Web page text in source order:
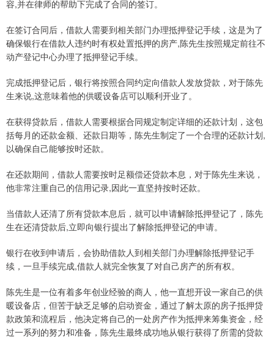
容,并在律师的帮助下完成了合同的签订。
在签订合同后，借款人需要到相关部门办理抵押登记手续，这是为了
确保银行在借款人违约时有权处置抵押的房产,陈先生按照规定前往不
动产登记中心办理了抵押登记手续。
完成抵押登记后，银行将按照合同约定向借款人发放贷款，对于陈先
生来说,这意味着他的供暖设备店可以顺利开业了。
在获得贷款后，借款人需要根据合同规定制定详细的还款计划，这包
括每月的还款金额、还款日期等，陈先生制定了一个合理的还款计划,
以确保自己能够按时还款。
在还款期间，借款人需要按时足额偿还贷款本息，对于陈先生来说，
他非常注重自己的信用记录,因此一直坚持按时还款。
当借款人还清了所有贷款本息后，就可以申请解除抵押登记了，陈先
生在还清贷款后,立即向银行提出了解除抵押登记的申请。
银行在收到申请后，会协助借款人到相关部门办理解除抵押登记手
续，一旦手续完成,借款人就完全恢复了对自己房产的所有权。
陈先生是一位有着多年创业经验的商人，他一直想开设一家自己的供
暖设备店，但苦于缺乏足够的启动资金，通过了解太原的房子抵押贷
款政策和流程后，他决定将自己的一处房产作为抵押来筹集资金，经
过一系列的努力和准备，陈先生最终成功地从银行获得了所需的贷款